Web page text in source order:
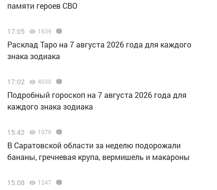
памяти героев СВО
17:05 1639
Расклад Таро на 7 августа 2026 года для каждого
знака зодиака
17:02 4030
Подробный гороскоп на 7 августа 2026 года для
каждого знака зодиака
15:42 1079
В Саратовской области за неделю подорожали
бананы, гречневая крупа, вермишель и макароны
15:08 1247